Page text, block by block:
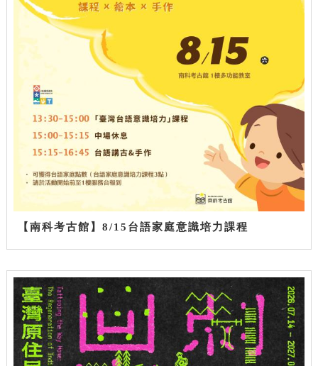
【南科考古館】8/15台語家庭意識培力課程